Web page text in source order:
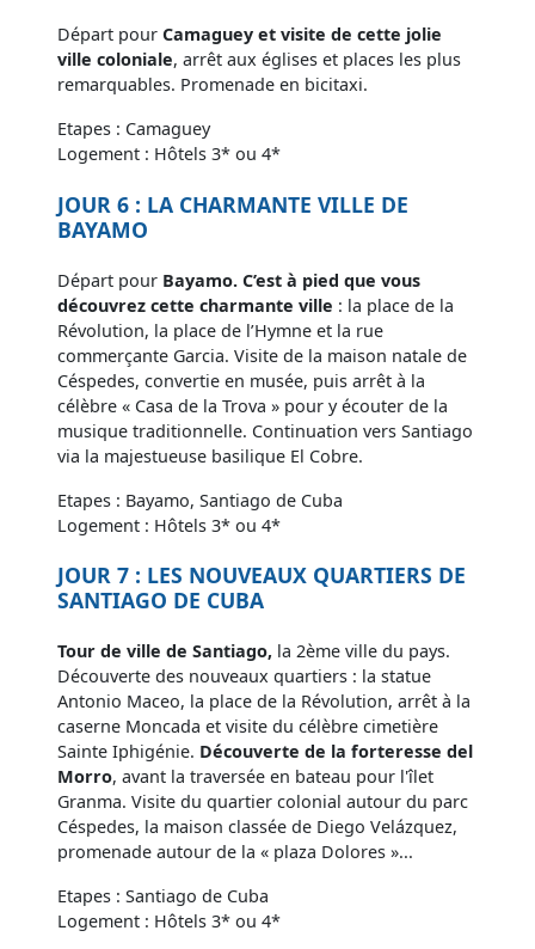
Départ pour Camaguey et visite de cette jolie
ville coloniale, arrêt aux églises et places les plus
remarquables. Promenade en bicitaxi.
Etapes : Camaguey
Logement : Hôtels 3* ou 4*
JOUR 6 : LA CHARMANTE VILLE DE
BAYAMO
Départ pour Bayamo. C’est à pied que vous
découvrez cette charmante ville : la place de la
Révolution, la place de l’Hymne et la rue
commerçante Garcia. Visite de la maison natale de
Céspedes, convertie en musée, puis arrêt à la
célèbre « Casa de la Trova » pour y écouter de la
musique traditionnelle. Continuation vers Santiago
via la majestueuse basilique El Cobre.
Etapes : Bayamo, Santiago de Cuba
Logement : Hôtels 3* ou 4*
JOUR 7 : LES NOUVEAUX QUARTIERS DE
SANTIAGO DE CUBA
Tour de ville de Santiago, la 2ème ville du pays.
Découverte des nouveaux quartiers : la statue
Antonio Maceo, la place de la Révolution, arrêt à la
caserne Moncada et visite du célèbre cimetière
Sainte Iphigénie. Découverte de la forteresse del
Morro, avant la traversée en bateau pour l'îlet
Granma. Visite du quartier colonial autour du parc
Céspedes, la maison classée de Diego Velázquez,
promenade autour de la « plaza Dolores »...
Etapes : Santiago de Cuba
Logement : Hôtels 3* ou 4*